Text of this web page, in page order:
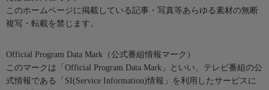
このホームページに掲載している記事・写真等あらゆる素材の無断
複写・転載を禁じます。
Official Program Data Mark（公式番組情報マーク）
このマークは「Official Program Data Mark」といい、テレビ番組の公
式情報である「SI(Service Information)情報」を利用したサービスに